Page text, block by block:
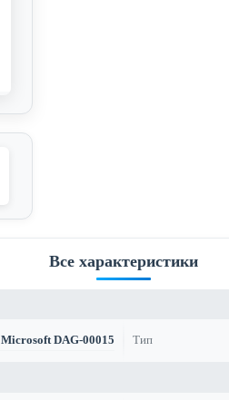
Все характеристики
Microsoft DAG-00015 Тип